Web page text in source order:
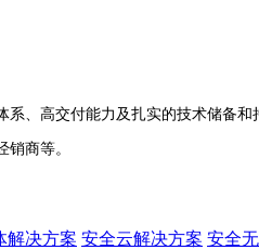
系、高交付能力及扎实的技术储备
商等。
解决方案 安全云解决方案 安全